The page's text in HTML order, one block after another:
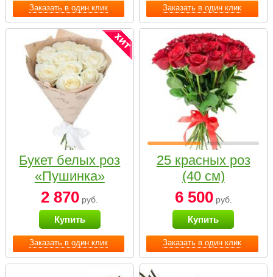
Заказать в один клик Заказать в один клик
Заказать в один клик
Букет белых роз
«Пушинка»
2 870 руб.
Купить
Заказать в один клик
25 красных роз
(40 см)
6 500руб.
Купить